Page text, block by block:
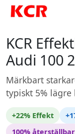
KCR
Audi 100
Märkbart
typiskt 5%
+22% Effekt
100% återställbar